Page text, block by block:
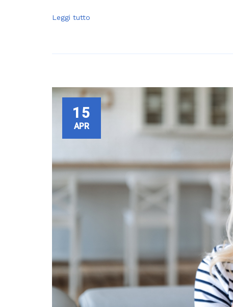
Leggi tutto
15
APR